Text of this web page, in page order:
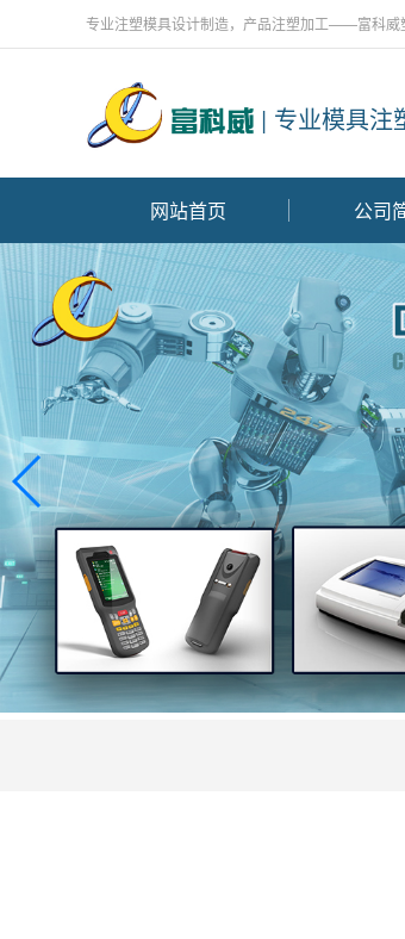
专业注塑模具设计制造，产品注塑加工——富科威
| 专业模具
网站首页 公司